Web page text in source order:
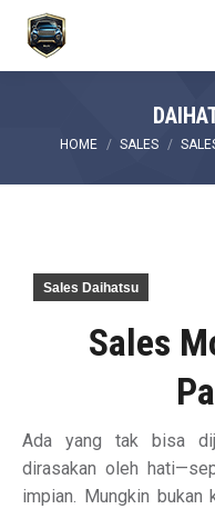
You are here:
HOME SALES
Sales Daihatsu
Sales
Ada yang tak bisa
dirasakan oleh
impian. Mungkin